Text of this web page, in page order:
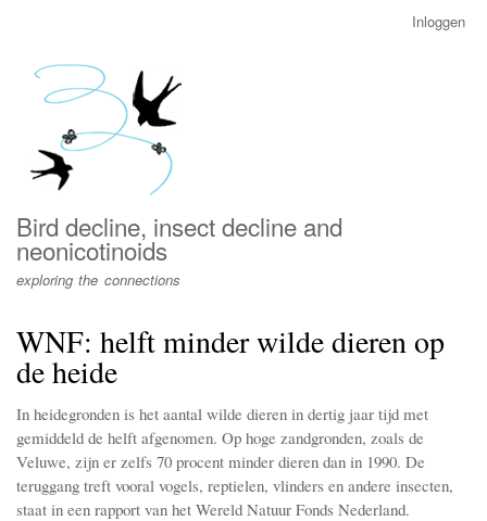
menu
Inloggen
Bird decline, insect decline and
neonicotinoids
exploring the connections
WNF: helft minder wilde dieren op
de heide
In heidegronden is het aantal wilde dieren in dertig jaar tijd met
gemiddeld de helft afgenomen. Op hoge zandgronden, zoals de
Veluwe, zijn er zelfs 70 procent minder dieren dan in 1990. De
teruggang treft vooral vogels, reptielen, vlinders en andere insecten,
staat in een rapport van het Wereld Natuur Fonds Nederland.